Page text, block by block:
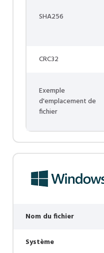
SHA256
CRC32
Exemple
d'emplacement de
fichier
Nom du fichier
Système